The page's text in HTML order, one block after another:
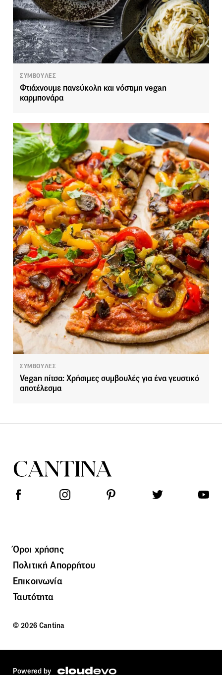
ΣΥΜΒΟΥΛΕΣ
Φτιάχνουμε πανεύκολη και νόστιμη vegan
καρμπονάρα
ΣΥΜΒΟΥΛΕΣ
Vegan πίτσα: Χρήσιμες συμβουλές για ένα γευστικό
αποτέλεσμα
Όροι χρήσης
Πολιτική Απορρήτου
Επικοινωνία
Ταυτότητα
© 2026 Cantina
Powered by